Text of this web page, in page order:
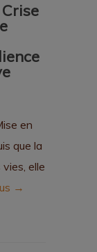
en
que la
elle
→